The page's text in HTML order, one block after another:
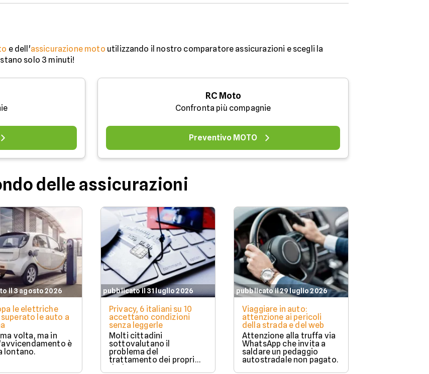
e dell'assicurazione moto utilizzando il nostro comparatore assicurazioni e scegli la
solo 3 minuti!
RC Moto
Confronta più compagnie
Preventivo MOTO
delle assicurazioni
il 3 agosto 2026
le elettriche
superato le auto a
volta, ma in
è
lontano.
pubblicato il 31 luglio 2026
Privacy, 6 italiani su 10
accettano condizioni
senza leggerle
Molti cittadini
sottovalutano il
problema del
trattamento dei propri
dati.
pubblicato il 29 luglio 2026
Viaggiare in auto:
attenzione ai pericoli
della strada e del web
Attenzione alla truffa via
WhatsApp che invita a
saldare un pedaggio
autostradale non pagato.